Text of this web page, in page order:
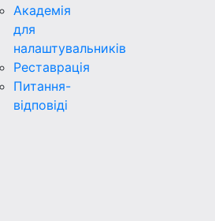
Академія
для
налаштувальників
Реставрація
Питання-
відповіді